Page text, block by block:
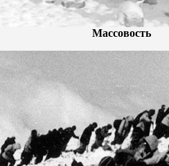
Массовость